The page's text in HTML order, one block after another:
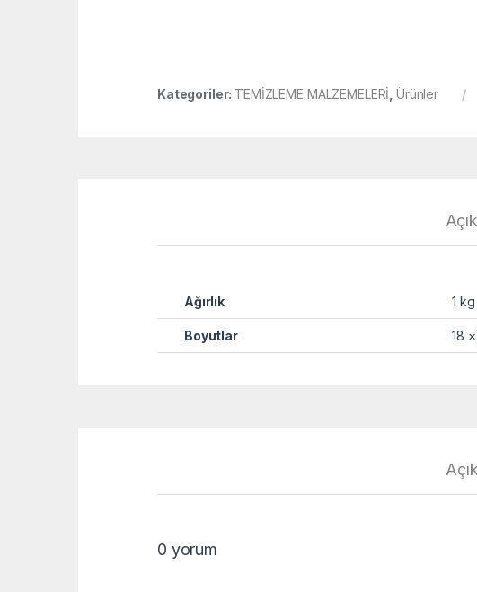
Kategoriler: TEMİZLEME MALZEMELERİ Ürünler
Ağırlık 1 kg
Boyutlar 18
0 yorum